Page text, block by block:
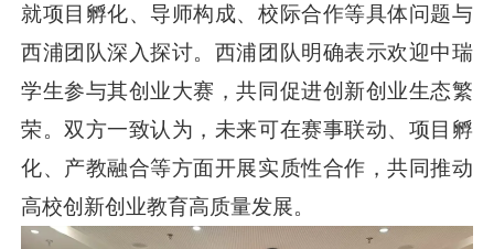
就项目孵化、导师构成、校际合作等具体问题与
西浦团队深入探讨。西浦团队明确表示欢迎中瑞
学生参与其创业大赛，共同促进创新创业生态繁
荣。双方一致认为，未来可在赛事联动、项目孵
化、产教融合等方面开展实质性合作，共同推动
高校创新创业教育高质量发展。